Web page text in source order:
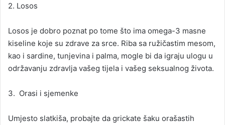
2. Losos
Losos je dobro poznat po tome što ima omega-3 masne
kiseline koje su zdrave za srce. Riba sa ružičastim mesom,
kao i sardine, tunjevina i palma, mogle bi da igraju ulogu u
održavanju zdravlja vašeg tijela i vašeg seksualnog života.
3. Orasi i sjemenke
Umjesto slatkiša, probajte da grickate šaku orašastih